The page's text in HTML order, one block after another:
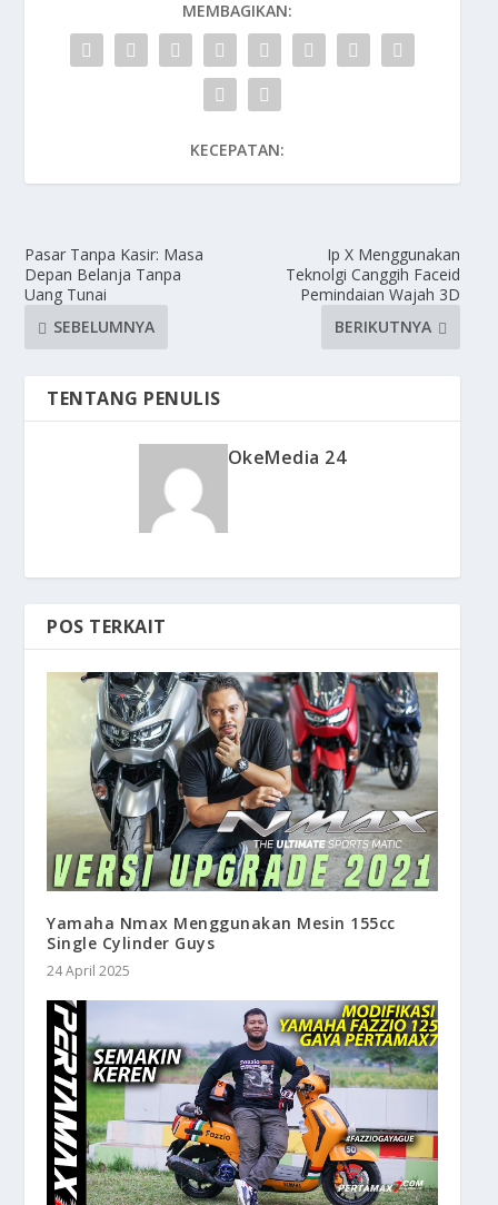
MEMBAGIKAN:
KECEPATAN:
Pasar Tanpa Kasir: Masa
Depan Belanja Tanpa
Uang Tunai
SEBELUMNYA
Ip X Menggunakan
Teknolgi Canggih Faceid
Pemindaian Wajah 3D
BERIKUTNYA
TENTANG PENULIS
OkeMedia 24
POS TERKAIT
Yamaha Nmax Menggunakan Mesin 155cc
Single Cylinder Guys
24 April 2025